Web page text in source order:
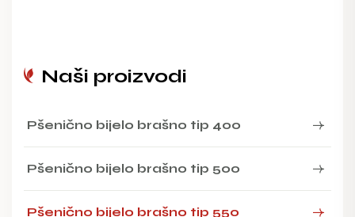
Naši proizvodi
Pšenično bijelo brašno tip 400
Pšenično bijelo brašno tip 500
Pšenično bijelo brašno tip 550